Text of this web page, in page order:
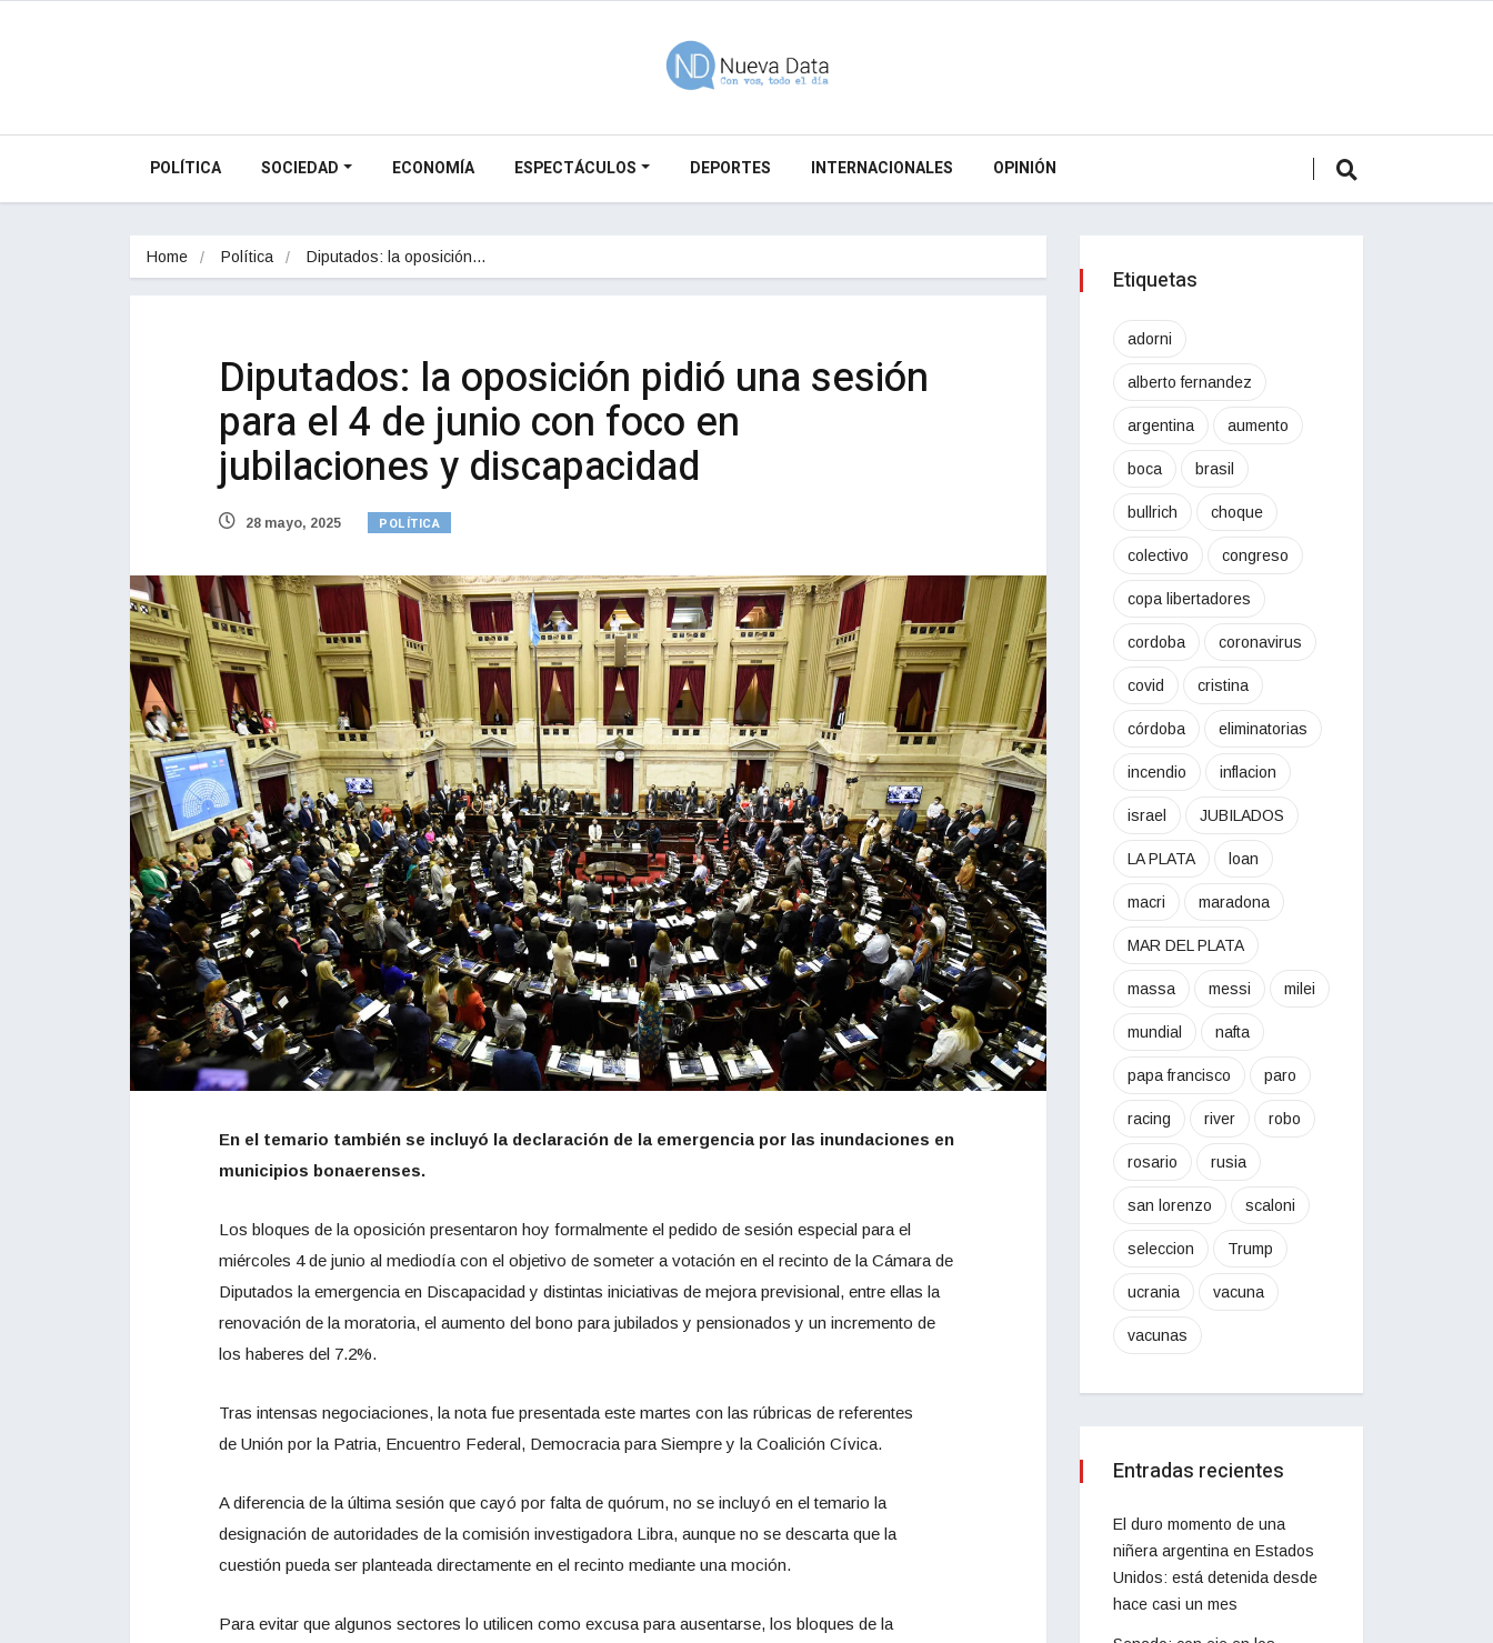
POLÍTICA SOCIEDAD ECONOMÍA ESPECTÁCULOS DEPORTES INTERNACIONALES OPINIÓN
Home Política Diputados: la oposición…
Diputados: la oposición pidió una sesión
para el 4 de junio con foco en
jubilaciones y discapacidad
28 mayo, 2025 POLÍTICA
En el temario también se incluyó la declaración de la emergencia por las inundaciones en
municipios bonaerenses.
Los bloques de la oposición presentaron hoy formalmente el pedido de sesión especial para el
miércoles 4 de junio al mediodía con el objetivo de someter a votación en el recinto de la Cámara de
Diputados la emergencia en Discapacidad y distintas iniciativas de mejora previsional, entre ellas la
renovación de la moratoria, el aumento del bono para jubilados y pensionados y un incremento de
los haberes del 7.2%.
Tras intensas negociaciones, la nota fue presentada este martes con las rúbricas de referentes
de Unión por la Patria, Encuentro Federal, Democracia para Siempre y la Coalición Cívica.
A diferencia de la última sesión que cayó por falta de quórum, no se incluyó en el temario la
designación de autoridades de la comisión investigadora Libra, aunque no se descarta que la
cuestión pueda ser planteada directamente en el recinto mediante una moción.
Para evitar que algunos sectores lo utilicen como excusa para ausentarse, los bloques de la
Etiquetas
adorni
alberto fernandez
argentina aumento
boca brasil
bullrich choque
colectivo congreso
copa libertadores
cordoba coronavirus
covid cristina
córdoba eliminatorias
incendio inflacion
israel JUBILADOS
LA PLATA loan
macri maradona
MAR DEL PLATA
massa messi milei
mundial nafta
papa francisco paro
racing river robo
rosario rusia
san lorenzo scaloni
seleccion Trump
ucrania vacuna
vacunas
Entradas recientes
El duro momento de una
niñera argentina en Estados
Unidos: está detenida desde
hace casi un mes